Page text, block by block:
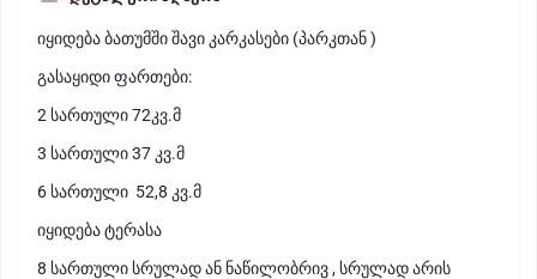
იყიდება ბათუმში შავი კარკასები (პარკთან )
გასაყიდი ფართები:
2 სართული 72კვ.მ
3 სართული 37 კვ.მ
6 სართული 52,8 კვ.მ
იყიდება ტერასა
8 სართული სრულად ან ნაწილობრივ , სრულად არის